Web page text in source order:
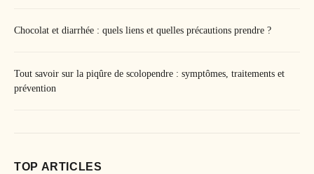
Chocolat et diarrhée : quels liens et quelles précautions prendre ?
Tout savoir sur la piqûre de scolopendre : symptômes, traitements et
prévention
TOP ARTICLES